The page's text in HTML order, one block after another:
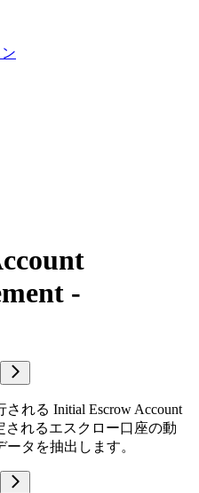
-
れる Initial Escrow Account
されるエスクロー口座の動
タを抽出します。